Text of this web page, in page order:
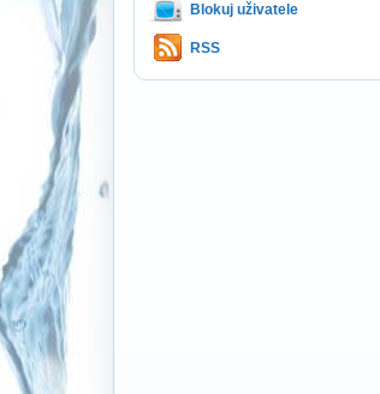
Blokuj uživatele
RSS